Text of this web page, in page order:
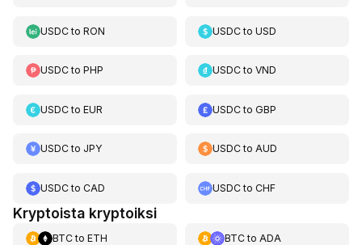
USDCto RON USDCtoUSD
USDCto PHP USDCtoVND
USDCto EUR USDCtoGBP
USDCto JPY USDCtoAUD
USDCto CAD USDCtoCHF
Kryptoista kryptoiksi
BTCto ETH BTCto ADA